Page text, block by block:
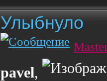
Улыбнуло
pavel,